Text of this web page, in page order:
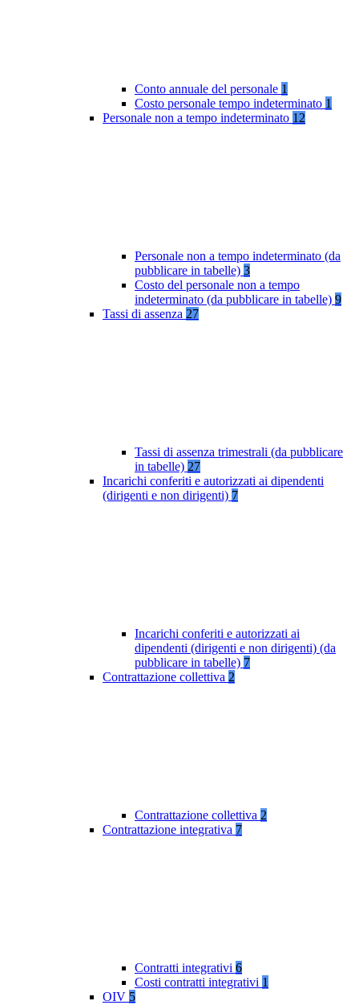
Conto annuale del personale 1
Costo personale tempo indeterminato 1
Personale non a tempo indeterminato 12
Personale non a tempo indeterminato (da
pubblicare in tabelle) 3
Costo del personale non a tempo
indeterminato (da pubblicare in tabelle) 9
Tassi di assenza 27
Tassi di assenza trimestrali (da pubblicare
in tabelle) 27
Incarichi conferiti e autorizzati ai dipendenti
(dirigenti e non dirigenti) 7
Incarichi conferiti e autorizzati ai
dipendenti (dirigenti e non dirigenti) (da
pubblicare in tabelle) 7
Contrattazione collettiva 2
Contrattazione collettiva 2
Contrattazione integrativa 7
Contratti integrativi 6
Costi contratti integrativi 1
OIV 5